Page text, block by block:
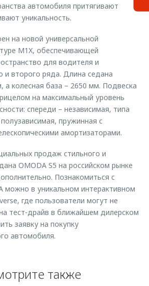
автомобиля притягивают
уникальность.
на новой универсальной
M1X, обеспечивающей
для водителя и
и второго ряда. Длина седана
а колесная база – 2650 мм. Подвеска
на максимальный уровень
спереди – независимая, типа
пружинная с
амортизаторами.
продаж стильного и
OMODA S5 на российском рынке
Познакомиться с
можно в уникальном интерактивном
где пользователи могут не
тест-драйв в ближайшем дилерском
заявку на покупку
автомобиля.
также